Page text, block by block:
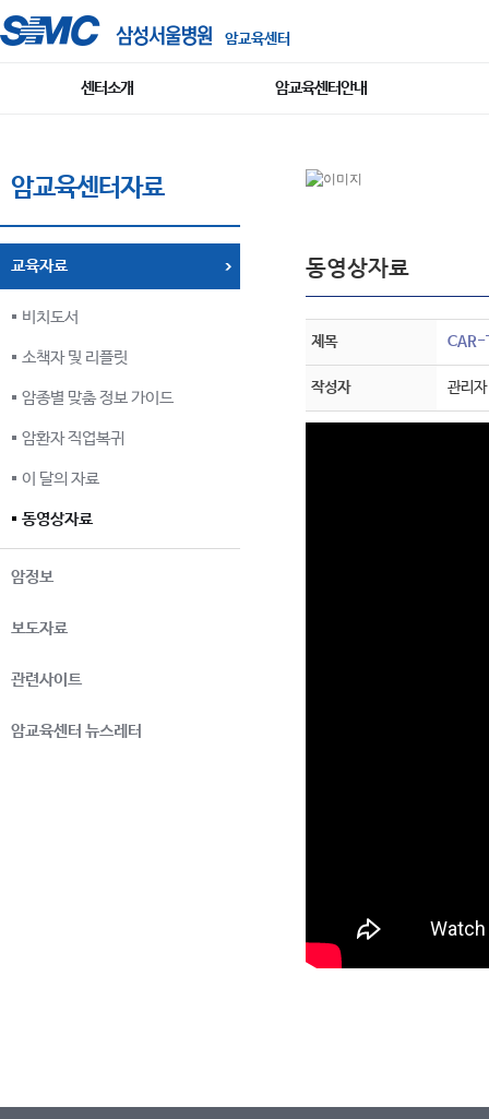
암교육센터
센터소개 암교육센터안내
암교육센터자료
교육자료
비치도서
소책자 및 리플릿
암종별 맞춤 정보 가이드
암환자 직업복귀
이 달의 자료
동영상자료
암정보
보도자료
관련사이트
암교육센터 뉴스레터
동영상자료
제목 CAR-
작성자 관리자